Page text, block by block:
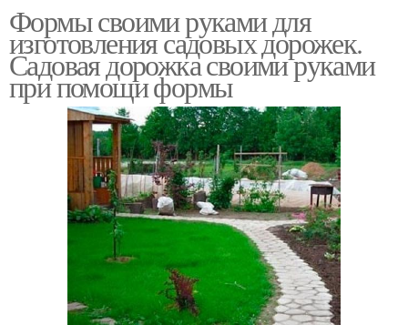
Формы своими руками для
изготовления садовых дорожек.
Садовая дорожка своими руками
при помощи формы